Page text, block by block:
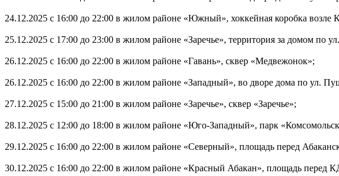
24.12.2025 с 16:00 до 22:00 в жилом районе «Южный», хоккейная коробка
25.12.2025 с 17:00 до 23:00 в жилом районе «Заречье», территория за домом по
26.12.2025 с 16:00 до 22:00 в жилом районе «Гавань», сквер «Медвежонок»;
26.12.2025 с 16:00 до 22:00 в жилом районе «Западный», во дворе дома по ул.
27.12.2025 с 15:00 до 21:00 в жилом районе «Заречье», сквер «Заречье»;
28.12.2025 с 12:00 до 18:00 в жилом районе «Юго-Западный», парк
29.12.2025 с 16:00 до 22:00 в жилом районе «Северный», площадь перед
30.12.2025 с 16:00 до 22:00 в жилом районе «Красный Абакан», площадь перед